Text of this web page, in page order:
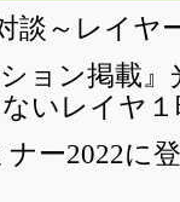
談～レイヤ
ョン掲載
いレイヤ
ー2022に